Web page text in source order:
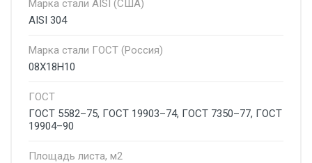
Марка стали AISI (США)
AISI 304
Марка стали ГОСТ (Россия)
08Х18Н10
ГОСТ
ГОСТ 5582–75, ГОСТ 19903–74, ГОСТ 7350–77, ГОСТ
19904–90
Площадь листа, м2